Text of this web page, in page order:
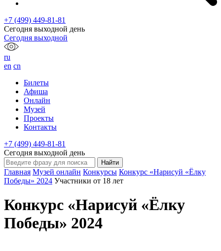
+7 (499) 449-81-81
Сегодня выходной день
Сегодня выходной
ru
en cn
Билеты
Афиша
Онлайн
Музей
Проекты
Контакты
+7 (499) 449-81-81
Сегодня выходной день
Главная Музей онлайн Конкурсы Конкурс «Нарисуй «Ёлку
Победы» 2024 Участники от 18 лет
Конкурс «Нарисуй «Ёлку
Победы» 2024